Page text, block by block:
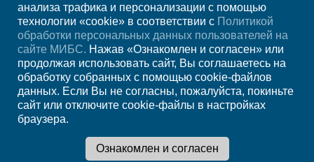
анализа трафика и персонализации с помощью
технологии «cookie» в соответствии с Политикой
обработки персональных данных пользователей на
сайте МИБС. Нажав «Ознакомлен и согласен» или
продолжая использовать сайт, Вы соглашаетесь на
обработку собранных с помощью cookie-файлов
данных. Если Вы не согласны, пожалуйста, покиньте
сайт или отключите cookie-файлы в настройках
браузера.